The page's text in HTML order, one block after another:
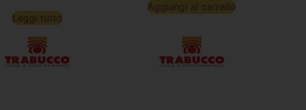
Leggi tutto
Aggiungi al carrello